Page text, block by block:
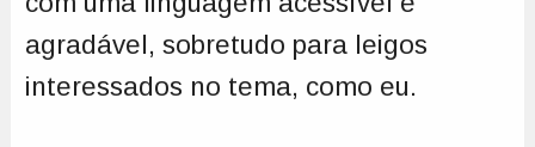
agradável, sobretudo para leigos
interessados no tema, como eu.